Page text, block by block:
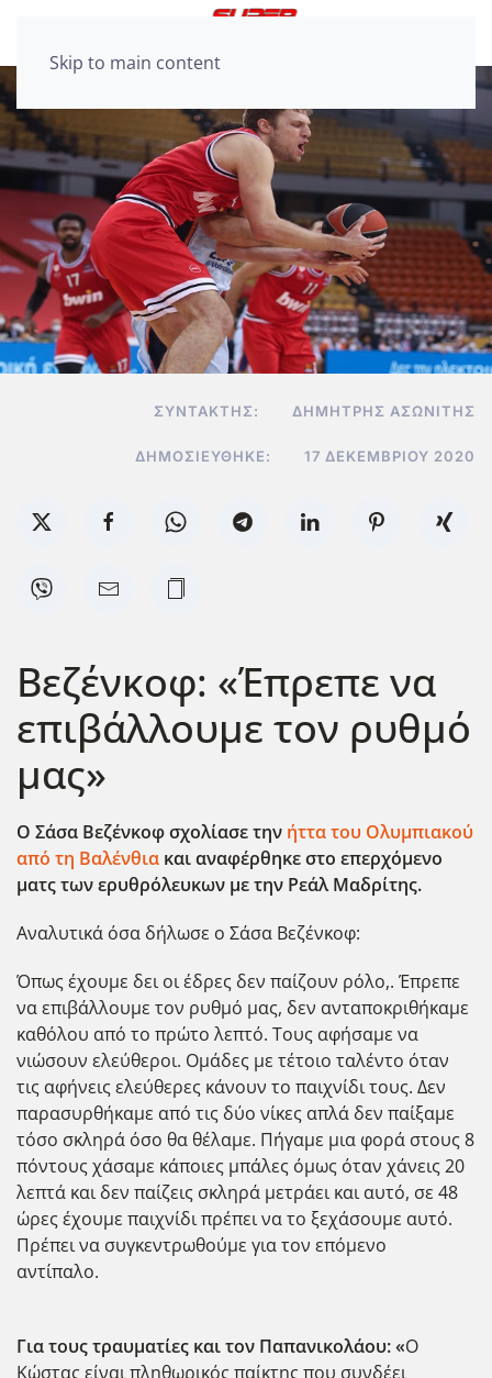
Skip to main content
ΣΥΝΤΆΚΤΗΣ: ΔΗΜΉΤΡΗΣ ΑΣΩΝΊΤΗΣ
ΔΗΜΟΣΙΕΎΘΗΚΕ: 17 ΔΕΚΕΜΒΡΊΟΥ 2020
Βεζένκοφ: «Έπρεπε να
επιβάλλουμε τον ρυθμό
μας»
Ο Σάσα Βεζένκοφ σχολίασε την ήττα του Ολυμπιακού
από τη Βαλένθια και αναφέρθηκε στο επερχόμενο
ματς των ερυθρόλευκων με την Ρεάλ Μαδρίτης.
Αναλυτικά όσα δήλωσε ο Σάσα Βεζένκοφ:
Όπως έχουμε δει οι έδρες δεν παίζουν ρόλο,. Έπρεπε
να επιβάλλουμε τον ρυθμό μας, δεν ανταποκριθήκαμε
καθόλου από το πρώτο λεπτό. Τους αφήσαμε να
νιώσουν ελεύθεροι. Ομάδες με τέτοιο ταλέντο όταν
τις αφήνεις ελεύθερες κάνουν το παιχνίδι τους. Δεν
παρασυρθήκαμε από τις δύο νίκες απλά δεν παίξαμε
τόσο σκληρά όσο θα θέλαμε. Πήγαμε μια φορά στους 8
πόντους χάσαμε κάποιες μπάλες όμως όταν χάνεις 20
λεπτά και δεν παίζεις σκληρά μετράει και αυτό, σε 48
ώρες έχουμε παιχνίδι πρέπει να το ξεχάσουμε αυτό.
Πρέπει να συγκεντρωθούμε για τον επόμενο
αντίπαλο.
Για τους τραυματίες και τον Παπανικολάου: «Ο
Κώστας είναι πληθωρικός παίκτης που συνδέει